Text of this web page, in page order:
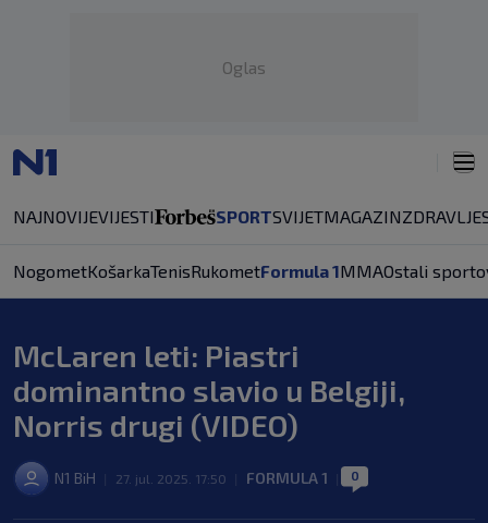
Oglas
NAJNOVIJEVIJESTI SPORTSVIJETMAGAZINZDRAVLJE
NogometKošarkaTenisRukometFormula 1MMAOstali
McLaren leti: Piastri
dominantno slavio u Belgiji,
Norris drugi (VIDEO)
N1 BiH 27. jul. 2025. 17:50 FORMULA 1 0